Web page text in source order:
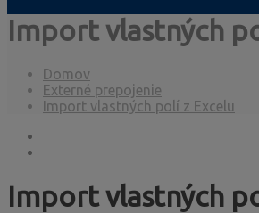
Import vlastných
Domov
Externé prepojenie
Import vlastných polí z Excelu
Import vlastných